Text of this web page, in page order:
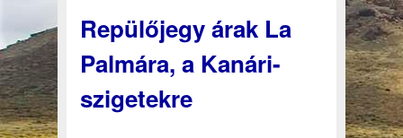
Repülőjegy árak La
Palmára, a Kanári-
szigetekre